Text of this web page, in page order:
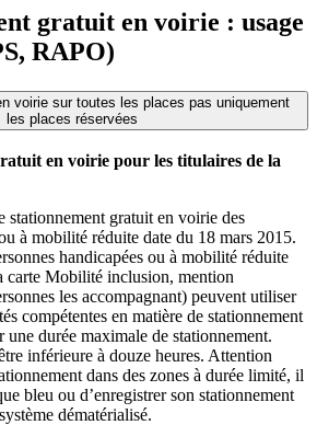
gratuit en voirie : usage
RAPO)
voirie sur toutes les places pas uniquement
les places réservées
en voirie pour les titulaires de la
gratuit en voirie des
à mobilité réduite date du 18 mars 2015.
handicapées ou à mobilité réduite
carte Mobilité inclusion, mention
les accompagnant) peuvent utiliser
compétentes en matière de stationnement
durée maximale de stationnement.
inférieure à douze heures. Attention
dans des zones à durée limité, il
bleu ou d’enregistrer son stationnement
dématérialisé.